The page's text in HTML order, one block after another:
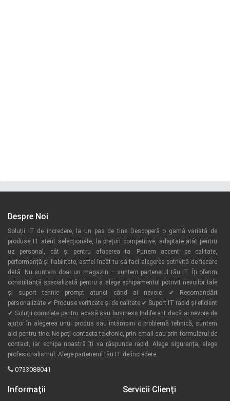
Despre Noi
Soluții IT de încredere, la un pas de tine Descoperă o gamă variată de
produse IT atent selecționate, la prețuri competitive, adaptate atât pentru
uz personal, cât și pentru afacerea ta. Punem accent pe calitate,
performanță și fiabilitate, astfel încât tu să faci alegerea potrivită de fiecare
dată. Nu suntem doar un magazin – suntem partenerul tău IT. Îți oferim
consultanță specializată pentru a alege echipamentul potrivit nevoilor tale
și suport tehnic prompt atunci când ai nevoie. ✔ Recomandări
personalizate ✔ Produse verificate și de calitate ✔ Suport IT rapid și eficient
✔ Soluții complete pentru acasă sau business Indiferent dacă ai nevoie de
ajutor în alegerea unui produs sau întâmpini o problemă tehnică, suntem
aici pentru tine. Ne poți contacta telefonic, prin email sau prin formularul de
contact, iar echipa noastră îți va răspunde rapid. Alege siguranța, alege
profesionalismul. Alege partenerul tău IT de încredere.
0733088041
Informaţii Servicii Clienţi